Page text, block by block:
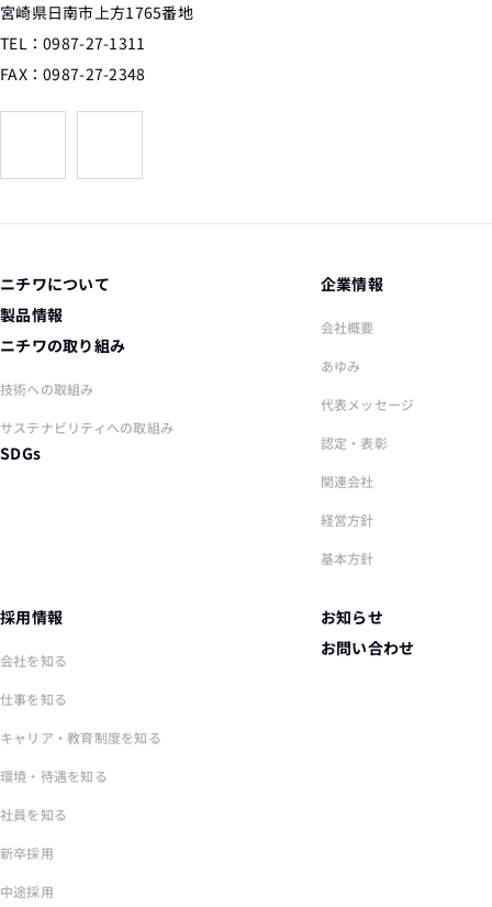
宮崎県日南市上方1765番地
TEL：0987-27-1311
FAX：0987-27-2348
ニチワについて
製品情報
ニチワの取り組み
技術への取組み
サステナビリティへの取組み
SDGs
企業情報
会社概要
あゆみ
代表メッセージ
認定・表彰
関連会社
経営方針
基本方針
採用情報
会社を知る
仕事を知る
キャリア・教育制度を知る
環境・待遇を知る
社員を知る
新卒採用
中途採用
お知らせ
お問い合わせ